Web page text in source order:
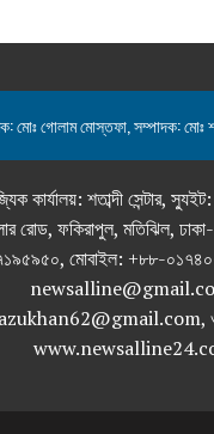
মোঃ গোলাম মোস্তফা, সম্পাদক: মোঃ
কার্যালয়: শতাব্দী সেন্টার,
রোড, ফকিরাপুল, মতিঝিল,
মোবাইল: +৮৮-